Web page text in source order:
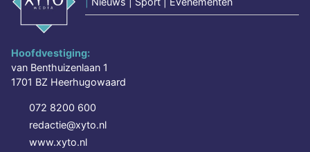
Hoofdvestiging:
van Benthuizenlaan 1
1701 BZ Heerhugowaard
072 8200 600
redactie@xyto.nl
www.xyto.nl